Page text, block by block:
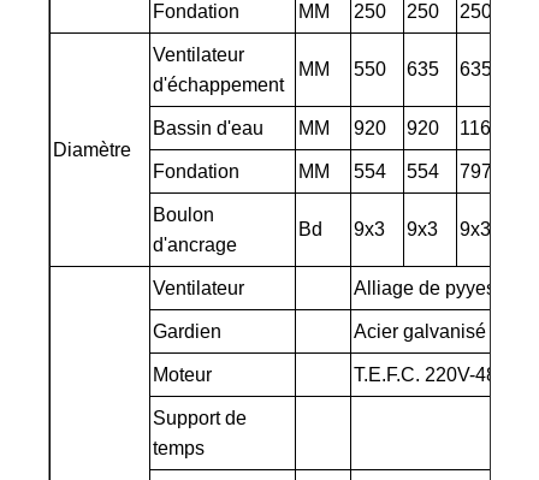
Fondation MM 250 250 250
Diamètre
Ventilateur
d'échappement
MM 550 635 635
Bassin d'eau MM 920 920 1165
Fondation MM 554 554 797
Boulon
d'ancrage
Bd 9x3 9x3 9x3
Ventilateur Alliage de pyyester /
Gardien Acier galvanisé
Moteur T.E.F.C. 220V-480V
Support de
temps